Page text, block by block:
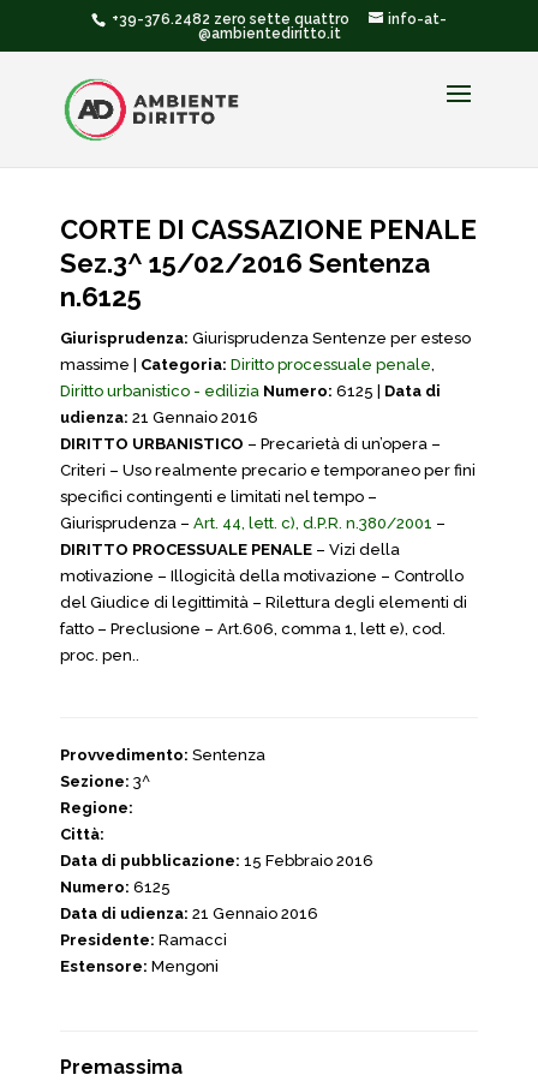
+39-376.2482 zero sette quattro
info-at-
@ambientediritto.it
CORTE DI CASSAZIONE PENALE
Sez.3^ 15/02/2016 Sentenza
n.6125
Giurisprudenza: Giurisprudenza Sentenze per esteso
massime | Categoria: Diritto processuale penale,
Diritto urbanistico - edilizia Numero: 6125 | Data di
udienza: 21 Gennaio 2016
DIRITTO URBANISTICO – Precarietà di un’opera –
Criteri – Uso realmente precario e temporaneo per fini
specifici contingenti e limitati nel tempo –
Giurisprudenza – Art. 44, lett. c), d.P.R. n.380/2001 –
DIRITTO PROCESSUALE PENALE – Vizi della
motivazione – Illogicità della motivazione – Controllo
del Giudice di legittimità – Rilettura degli elementi di
fatto – Preclusione – Art.606, comma 1, lett e), cod.
proc. pen..
Provvedimento: Sentenza
Sezione: 3^
Regione:
Città:
Data di pubblicazione: 15 Febbraio 2016
Numero: 6125
Data di udienza: 21 Gennaio 2016
Presidente: Ramacci
Estensore: Mengoni
Premassima